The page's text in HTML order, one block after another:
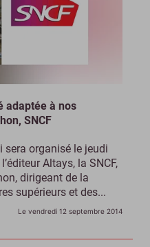
adaptée à nos
SNCF
sera organisé le jeudi
Altays, la SNCF,
dirigeant de la
supérieurs et des...
Le vendredi 12 septembre 2014